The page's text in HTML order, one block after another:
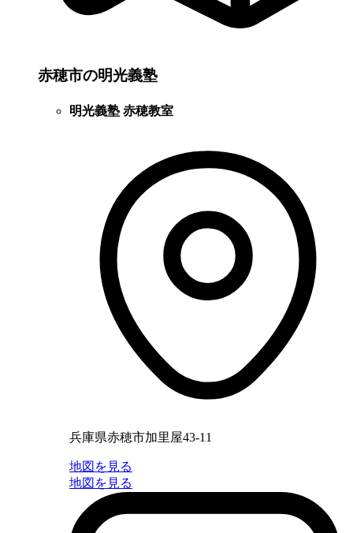
赤穂市の明光義塾
明光義塾 赤穂教室
兵庫県赤穂市加里屋43-11
地図を見る
地図を見る